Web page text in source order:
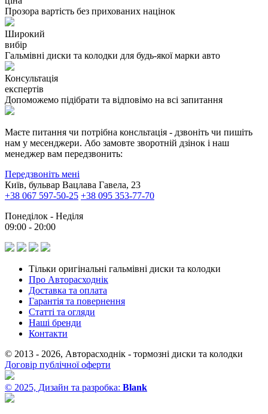
Прозора вартість без прихованих націнок
Широкий
вибір
Гальмівні диски та колодки для будь-якої марки авто
Консультація
експертів
Допоможемо підібрати та відповімо на всі запитання
Маєте питання чи потрібна консльтація - дзвоніть чи пишіть
нам у месенджери. Або замовте зворотній дзінок і наш
менеджер вам передзвонить:
Передзвоніть мені
Київ, бульвар Вацлава Гавела, 23
+38 067 597-50-25 +38 095 353-77-70
Понеділок - Неділя
09:00 - 20:00
Тільки оригінальні гальмівні диски та колодки
Про Авторасходнік
Доставка та оплата
Гарантія та повернення
Статті та огляди
Наші бренди
Контакти
© 2013 - 2026, Авторасходнік - тормозні диски та колодки
Договір публічної оферти
© 2025, Дизайн та разробка: Blank